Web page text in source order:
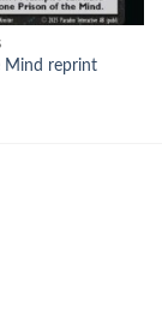
Mind reprint